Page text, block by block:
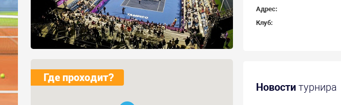
Адрес:
Клуб:
Новости турнира
Где проходит?